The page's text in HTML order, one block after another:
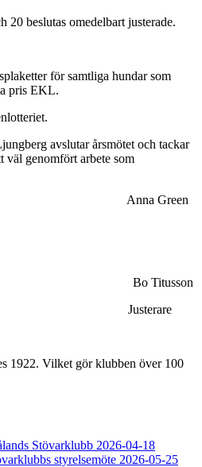
20 beslutas omedelbart justerade.
för samtliga hundar som
pris EKL.
avslutar årsmötet och tackar
väl genomfört arbete som
Anna Green
Bo Titusson
Justerare
1922. Vilket gör klubben över 100
Stövarklubb 2026-04-18
styrelsemöte 2026-05-25